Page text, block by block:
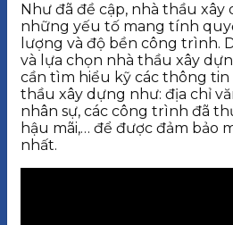
Như đã đề cập, nhà thầu
những yếu tố mang tính
lượng và độ bền công trình.
và lựa chọn nhà thầu xây
cần tìm hiểu kỹ các thông
thầu xây dựng như: địa chỉ
nhân sự, các công trình đã
hậu mãi,… để được đảm bảo
nhất.